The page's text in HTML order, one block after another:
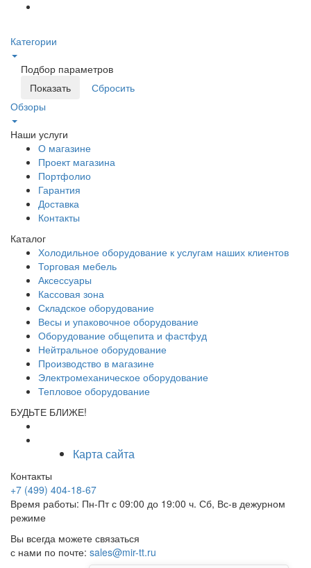
Категории
Подбор параметров
Обзоры
Наши услуги
О магазине
Проект магазина
Портфолио
Гарантия
Доставка
Контакты
Каталог
Холодильное оборудование к услугам наших клиентов
Торговая мебель
Аксессуары
Кассовая зона
Складское оборудование
Весы и упаковочное оборудование
Оборудование общепита и фастфуд
Нейтральное оборудование
Производство в магазине
Электромеханическое оборудование
Тепловое оборудование
БУДЬТЕ БЛИЖЕ!
Карта сайта
Контакты
+7 (499) 404-18-67
Время работы: Пн-Пт с 09:00 до 19:00 ч. Сб, Вс-в дежурном
режиме
Вы всегда можете связаться
с нами по почте: sales@mir-tt.ru